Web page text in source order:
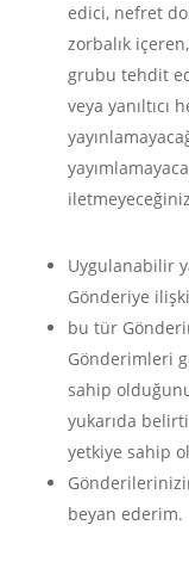
edici, nefret
zorbalık
grubu tehdit
veya yanıltıcı
Uygulanabilir
Gönderiye
bu tür
Gönderimleri
sahip
yukarıda
yetkiye sahip
beyan ederim.